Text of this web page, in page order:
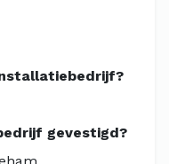
gevestigd?